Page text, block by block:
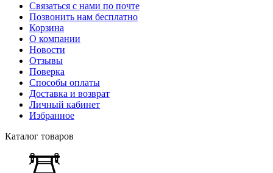
Связаться с нами по почте
Позвонить нам бесплатно
Корзина
О компании
Новости
Отзывы
Поверка
Способы оплаты
Доставка и возврат
Личный кабинет
Избранное
Каталог товаров